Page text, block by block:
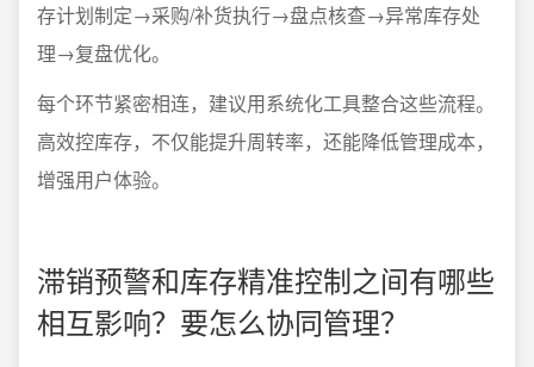
存计划制定→采购/补货执行→盘点核查→异常库存处
理→复盘优化。
每个环节紧密相连，建议用系统化工具整合这些流程。
高效控库存，不仅能提升周转率，还能降低管理成本，
增强用户体验。
滞销预警和库存精准控制之间有哪些
相互影响？要怎么协同管理？